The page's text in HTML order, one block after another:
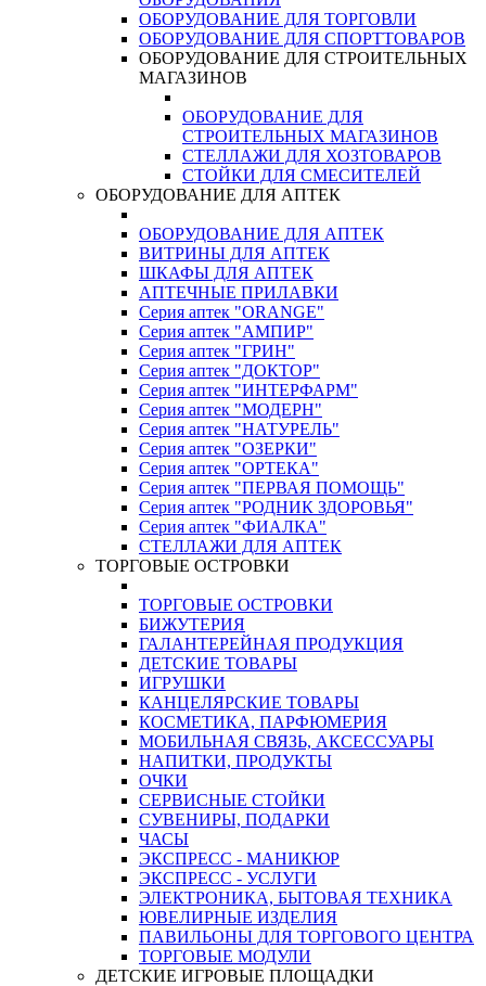
ОБОРУДОВАНИЕ ДЛЯ ТОРГОВЛИ
ОБОРУДОВАНИЕ ДЛЯ СПОРТТОВАРОВ
ОБОРУДОВАНИЕ ДЛЯ СТРОИТЕЛЬНЫХ
МАГАЗИНОВ
ОБОРУДОВАНИЕ ДЛЯ
СТРОИТЕЛЬНЫХ МАГАЗИНОВ
СТЕЛЛАЖИ ДЛЯ ХОЗТОВАРОВ
СТОЙКИ ДЛЯ СМЕСИТЕЛЕЙ
ОБОРУДОВАНИЕ ДЛЯ АПТЕК
ОБОРУДОВАНИЕ ДЛЯ АПТЕК
ВИТРИНЫ ДЛЯ АПТЕК
ШКАФЫ ДЛЯ АПТЕК
АПТЕЧНЫЕ ПРИЛАВКИ
Серия аптек "ORANGE"
Серия аптек "АМПИР"
Серия аптек "ГРИН"
Серия аптек "ДОКТОР"
Серия аптек "ИНТЕРФАРМ"
Серия аптек "МОДЕРН"
Серия аптек "НАТУРЕЛЬ"
Серия аптек "ОЗЕРКИ"
Серия аптек "ОРТЕКА"
Серия аптек "ПЕРВАЯ ПОМОЩЬ"
Серия аптек "РОДНИК ЗДОРОВЬЯ"
Серия аптек "ФИАЛКА"
СТЕЛЛАЖИ ДЛЯ АПТЕК
ТОРГОВЫЕ ОСТРОВКИ
ТОРГОВЫЕ ОСТРОВКИ
БИЖУТЕРИЯ
ГАЛАНТЕРЕЙНАЯ ПРОДУКЦИЯ
ДЕТСКИЕ ТОВАРЫ
ИГРУШКИ
КАНЦЕЛЯРСКИЕ ТОВАРЫ
КОСМЕТИКА, ПАРФЮМЕРИЯ
МОБИЛЬНАЯ СВЯЗЬ, АКСЕССУАРЫ
НАПИТКИ, ПРОДУКТЫ
ОЧКИ
СЕРВИСНЫЕ СТОЙКИ
СУВЕНИРЫ, ПОДАРКИ
ЧАСЫ
ЭКСПРЕСС - МАНИКЮР
ЭКСПРЕСС - УСЛУГИ
ЭЛЕКТРОНИКА, БЫТОВАЯ ТЕХНИКА
ЮВЕЛИРНЫЕ ИЗДЕЛИЯ
ПАВИЛЬОНЫ ДЛЯ ТОРГОВОГО ЦЕНТРА
ТОРГОВЫЕ МОДУЛИ
ДЕТСКИЕ ИГРОВЫЕ ПЛОЩАДКИ